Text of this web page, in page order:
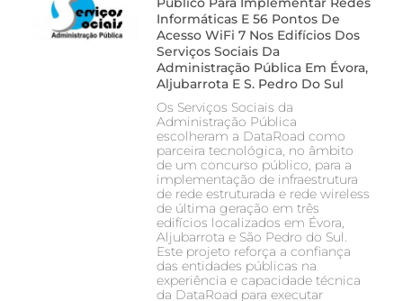
Informáticas E 56 Pontos De
Acesso WiFi 7 Nos Edifícios Dos
Serviços Sociais Da
Administração Pública Em Évora,
Aljubarrota E S. Pedro Do Sul
Os Serviços Sociais da
Administração Pública
escolheram a DataRoad como
parceira tecnológica, no âmbito
de um concurso público, para a
implementação de infraestrutura
de rede estruturada e rede wireless
de última geração em três
edifícios localizados em Évora,
Aljubarrota e São Pedro do Sul.
Este projeto reforça a confiança
das entidades públicas na
experiência e capacidade técnica
da DataRoad para executar